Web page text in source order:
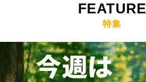
FEATURE
特集